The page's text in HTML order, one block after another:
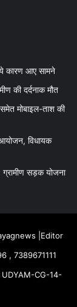
ये कारण आए सामने
की दर्दनाक मौत
मोबाइल-ताश की
विधायक
सड़क योजना
|Editor
, 7389671111
CG-14-